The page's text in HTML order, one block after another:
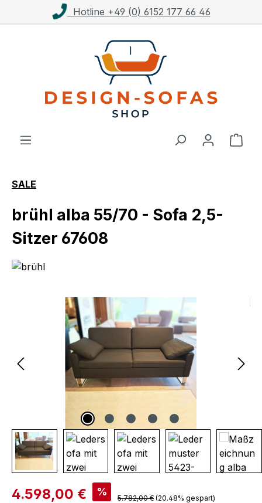
Zum Hauptinhalt springen
Hotline +49 (0) 6152 177 66 46
SALE
brühl alba 55/70 - Sofa 2,5-
Sitzer 67608
Bildergalerie überspringen
Verkaufspreis:
4.598,00 € % Regulärer Preis:
5.782,00 € (20.48% gespart)